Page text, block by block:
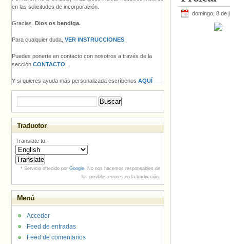
domingo, 8 de
en las solicitudes de incorporación.
Gracias. Dios os bendiga.
Para cualquier duda, VER INSTRUCCIONES
Puedes ponerte en contacto con nosotros a través de la
sección CONTACTO
Y si quieres ayuda más personalizada escríbenos AQUÍ
Traductor
Translate to:
* Servicio ofrecido por Google. No nos hacemos responsables de
los posibles errores en la traducción.
Menú
Acceder
Feed de entradas
Feed de comentarios